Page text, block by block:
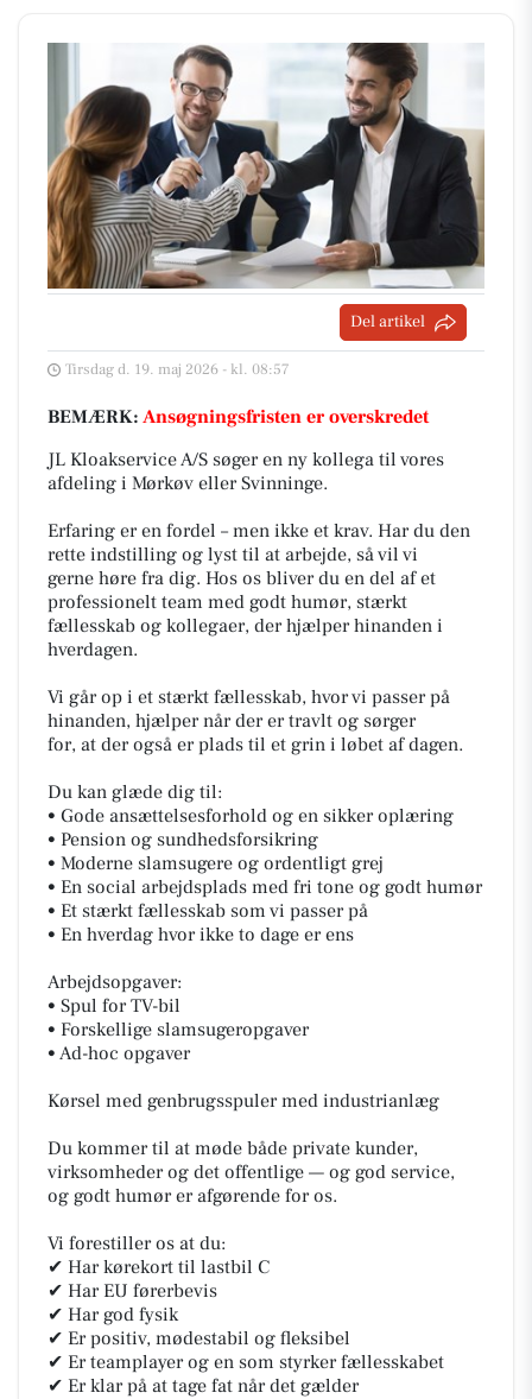
Del artikel
Tirsdag d. 19. maj 2026 - kl. 08:57
BEMÆRK: Ansøgningsfristen er overskredet
JL Kloakservice A/S søger en ny kollega til vores
afdeling i Mørkøv eller Svinninge.
Erfaring er en fordel – men ikke et krav. Har du den
rette indstilling og lyst til at arbejde, så vil vi
gerne høre fra dig. Hos os bliver du en del af et
professionelt team med godt humør, stærkt
fællesskab og kollegaer, der hjælper hinanden i
hverdagen.
Vi går op i et stærkt fællesskab, hvor vi passer på
hinanden, hjælper når der er travlt og sørger
for, at der også er plads til et grin i løbet af dagen.
Du kan glæde dig til:
• Gode ansættelsesforhold og en sikker oplæring
• Pension og sundhedsforsikring
• Moderne slamsugere og ordentligt grej
• En social arbejdsplads med fri tone og godt humør
• Et stærkt fællesskab som vi passer på
• En hverdag hvor ikke to dage er ens
Arbejdsopgaver:
• Spul for TV-bil
• Forskellige slamsugeropgaver
• Ad-hoc opgaver
Kørsel med genbrugsspuler med industrianlæg
Du kommer til at møde både private kunder,
virksomheder og det offentlige — og god service,
og godt humør er afgørende for os.
Vi forestiller os at du:
✔ Har kørekort til lastbil C
✔ Har EU førerbevis
✔ Har god fysik
✔ Er positiv, mødestabil og fleksibel
✔ Er teamplayer og en som styrker fællesskabet
✔ Er klar på at tage fat når det gælder